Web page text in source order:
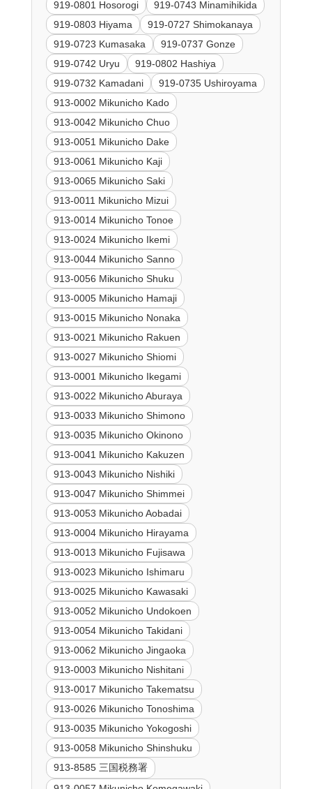
919-0801 Hosorogi
919-0743 Minamihikida
919-0803 Hiyama
919-0727 Shimokanaya
919-0723 Kumasaka
919-0737 Gonze
919-0742 Uryu
919-0802 Hashiya
919-0732 Kamadani
919-0735 Ushiroyama
913-0002 Mikunicho Kado
913-0042 Mikunicho Chuo
913-0051 Mikunicho Dake
913-0061 Mikunicho Kaji
913-0065 Mikunicho Saki
913-0011 Mikunicho Mizui
913-0014 Mikunicho Tonoe
913-0024 Mikunicho Ikemi
913-0044 Mikunicho Sanno
913-0056 Mikunicho Shuku
913-0005 Mikunicho Hamaji
913-0015 Mikunicho Nonaka
913-0021 Mikunicho Rakuen
913-0027 Mikunicho Shiomi
913-0001 Mikunicho Ikegami
913-0022 Mikunicho Aburaya
913-0033 Mikunicho Shimono
913-0035 Mikunicho Okinono
913-0041 Mikunicho Kakuzen
913-0043 Mikunicho Nishiki
913-0047 Mikunicho Shimmei
913-0053 Mikunicho Aobadai
913-0004 Mikunicho Hirayama
913-0013 Mikunicho Fujisawa
913-0023 Mikunicho Ishimaru
913-0025 Mikunicho Kawasaki
913-0052 Mikunicho Undokoen
913-0054 Mikunicho Takidani
913-0062 Mikunicho Jingaoka
913-0003 Mikunicho Nishitani
913-0017 Mikunicho Takematsu
913-0026 Mikunicho Tonoshima
913-0035 Mikunicho Yokogoshi
913-0058 Mikunicho Shinshuku
913-8585 三国税務署